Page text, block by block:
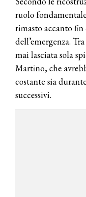
ruolo
rimasto accanto
dell’emergenza.
mai lasciata sola
Martino, che
costante sia
successivi.